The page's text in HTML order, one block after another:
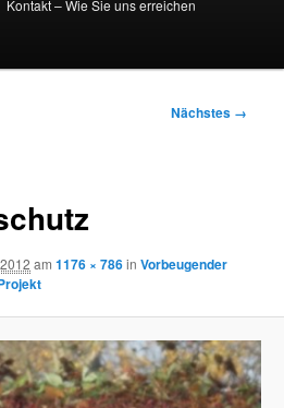
Kontakt – Wie Sie uns erreichen
Nächstes →
am1176 × 786inVorbeugender